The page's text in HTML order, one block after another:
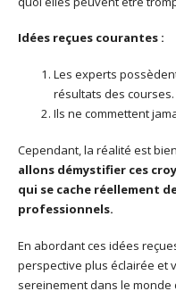
Idées reçues courantes :
Les experts
résultats des courses.
Ils ne commettent
Cependant, la réalité est
allons démystifier ces
qui se cache réellement
professionnels.
En abordant ces idées
perspective plus éclairée et
sereinement dans le